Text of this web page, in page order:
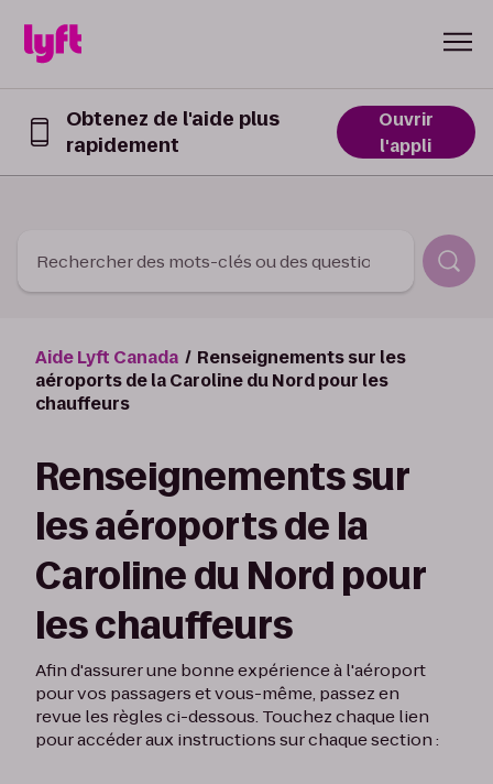
Obtenez de l'aide plus
rapidement
Obtenez
dans
Ouvrir
l'appli
Rechercher des mots-clés ou des questions
Aide Lyft Canada
Renseignements sur les
aéroports de la Caroline du Nord pour les
chauffeurs
Renseignements sur
les aéroports de la
Caroline du Nord pour
les chauffeurs
Afin d'assurer une bonne expérience à l'aéroport
pour vos passagers et vous-même, passez en
revue les règles ci-dessous. Touchez chaque lien
pour accéder aux instructions sur chaque section :